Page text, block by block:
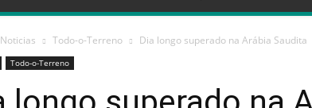
Noticias Todo-o-Terreno Dia longo superado na Arábia Saudita
Todo-o-Terreno